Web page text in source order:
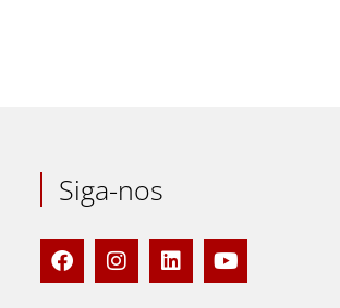
Siga-nos
F
a
c
I
n
s
L
i
n
Y
o
u